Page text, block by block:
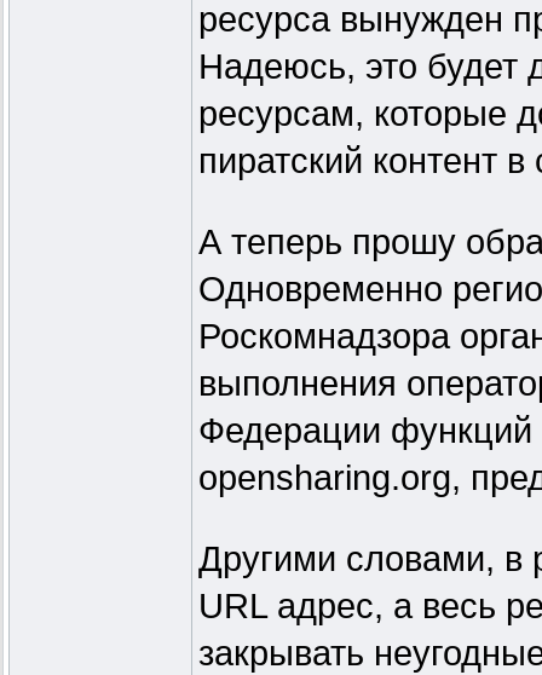
ресурса вынужден
Надеюсь, это будет
ресурсам, которые
пиратский контент в
А теперь прошу
Одновременно
Роскомнадзора
выполнения
Федерации функций
opensharing.org,
Другими словами, в
URL адрес, а весь
закрывать